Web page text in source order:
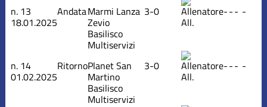
n. 13
18.01.2025
AndataMarmi Lanza
Zevio
Basilisco
Multiservizi
3-0
All.
--- -
n. 14
01.02.2025
RitornoPlanet San
Martino
Basilisco
Multiservizi
3-0
All.
--- -